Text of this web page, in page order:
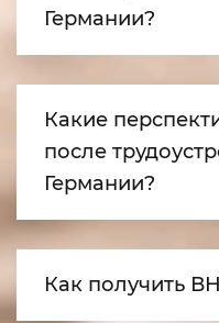
Германии?
Какие
после
Германии?
Как получить